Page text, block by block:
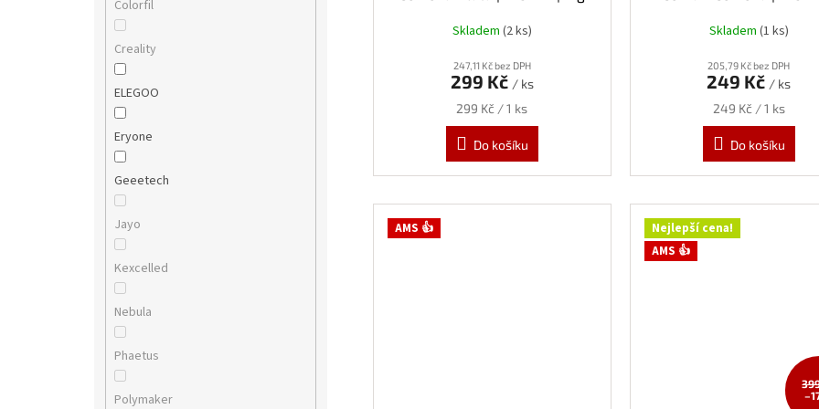
Colorfil
Creality
ELEGOO
Eryone
Geeetech
Jayo
Kexcelled
Nebula
Phaetus
Polymaker
Skladem (2 ks)
247,11 Kč bez DPH
299 Kč / ks
Měrná
cena:
299 Kč / 1 ks
Do košíku
Skladem (1 ks)
205,79 Kč bez DPH
249 Kč / ks
Měrná
cena:
249 Kč / 1 ks
Do košíku
AMS 👍
Nejlepší cena!
AMS 👍